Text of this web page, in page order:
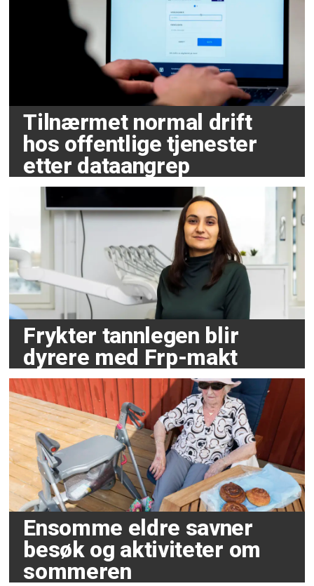
Tilnærmet normal drift
hos offentlige tjenester
etter dataangrep
Frykter tannlegen blir
dyrere med Frp-makt
Ensomme eldre savner
besøk og aktiviteter om
sommeren